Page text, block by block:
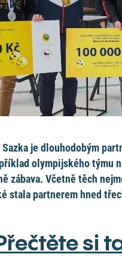
je dlouhodobým
olympijského týmu
zábava. Včetně těch
stala partnerem hned
si